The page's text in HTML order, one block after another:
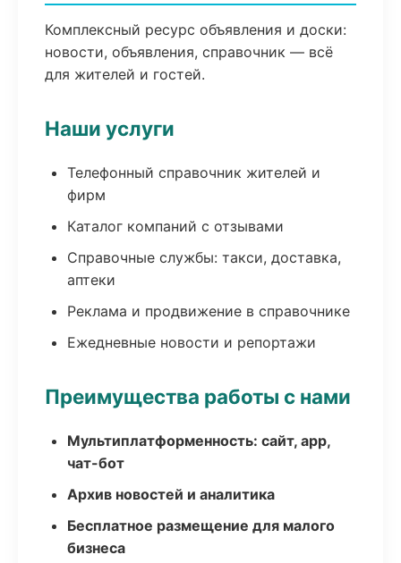
Комплексный ресурс объявления и доски:
новости, объявления, справочник — всё
для жителей и гостей.
Наши услуги
Телефонный справочник жителей и
фирм
Каталог компаний с отзывами
Справочные службы: такси, доставка,
аптеки
Реклама и продвижение в справочнике
Ежедневные новости и репортажи
Преимущества работы с нами
Мультиплатформенность: сайт, app,
чат-бот
Архив новостей и аналитика
Бесплатное размещение для малого
бизнеса